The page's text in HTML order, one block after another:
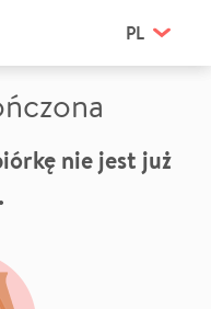
PL
nie jest już